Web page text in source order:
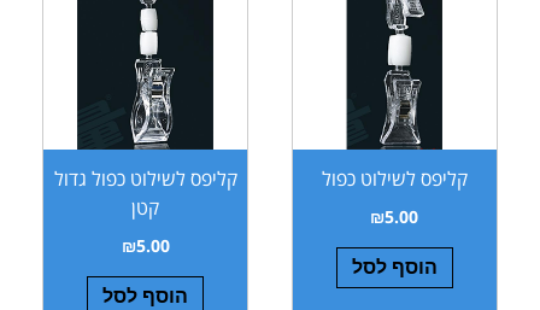
קליפס לשילוט כפול
₪5.00
הוסף לסל
קליפס לשילוט כפול גדול
קטן
₪5.00
הוסף לסל